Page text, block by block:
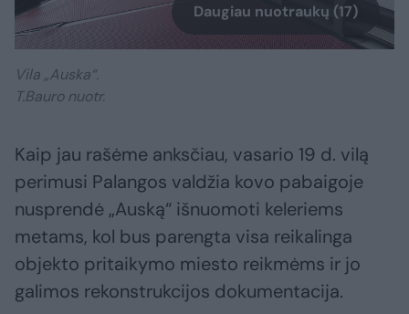
Daugiau nuotraukų (17)
Vila „Auska“.
T.Bauro nuotr.
Kaip jau rašėme anksčiau, vasario 19 d. vilą
perimusi Palangos valdžia kovo pabaigoje
nusprendė „Auską“ išnuomoti keleriems
metams, kol bus parengta visa reikalinga
objekto pritaikymo miesto reikmėms ir jo
galimos rekonstrukcijos dokumentacija.